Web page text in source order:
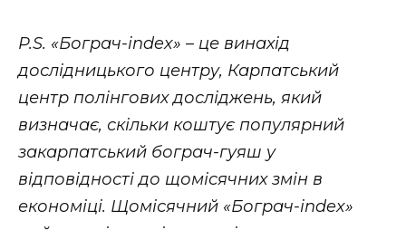
P.S. «Бограч-index» – це винахід
дослідницького центру, Карпатський
центр полінгових досліджень, який
визначає, скільки коштує популярний
закарпатський бограч-гуяш у
відповідності до щомісячних змін в
економіці. Щомісячний «Бограч-index»